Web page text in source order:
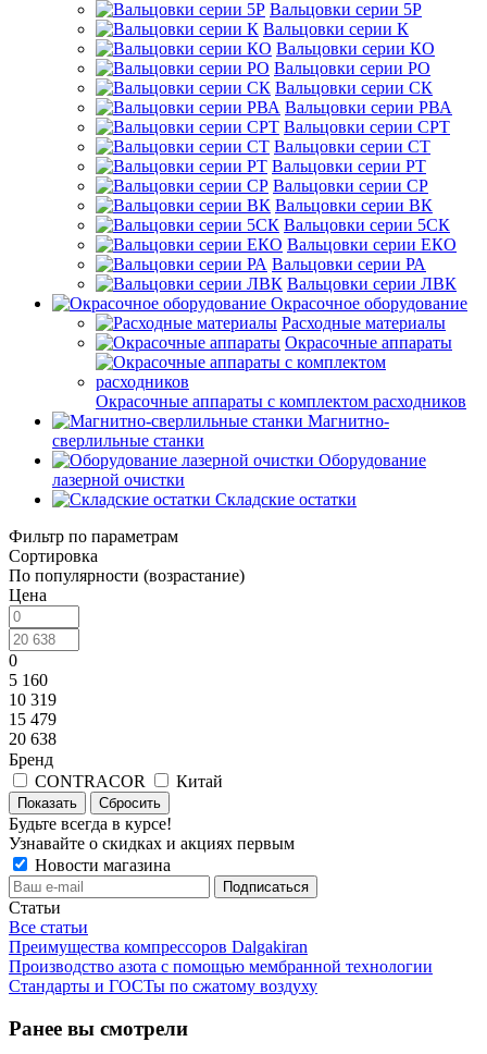
Вальцовки серии 5Р
Вальцовки серии К
Вальцовки серии КО
Вальцовки серии РО
Вальцовки серии СК
Вальцовки серии РВА
Вальцовки серии СРТ
Вальцовки серии СТ
Вальцовки серии РТ
Вальцовки серии СР
Вальцовки серии ВК
Вальцовки серии 5СК
Вальцовки серии ЕКО
Вальцовки серии РА
Вальцовки серии ЛВК
Окрасочное оборудование
Расходные материалы
Окрасочные аппараты
Окрасочные аппараты с комплектом расходников
Магнитно-
сверлильные станки
Оборудование
лазерной очистки
Складские остатки
Фильтр по параметрам
Сортировка
По популярности (возрастание)
Цена
0
5 160
10 319
15 479
20 638
Бренд
CONTRACOR
Китай
Сбросить
Будьте всегда в курсе!
Узнавайте о скидках и акциях первым
Новости магазина
Статьи
Все статьи
Преимущества компрессоров Dalgakiran
Производство азота с помощью мембранной технологии
Стандарты и ГОСТы по сжатому воздуху
Ранее вы смотрели